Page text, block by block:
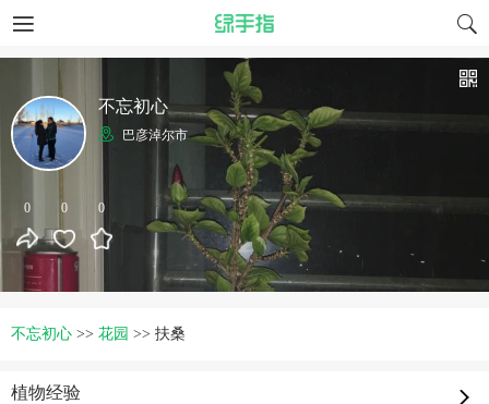
0 0 0
不忘初心
巴彦淖尔市
不忘初心 >> 花园 >> 扶桑
植物经验